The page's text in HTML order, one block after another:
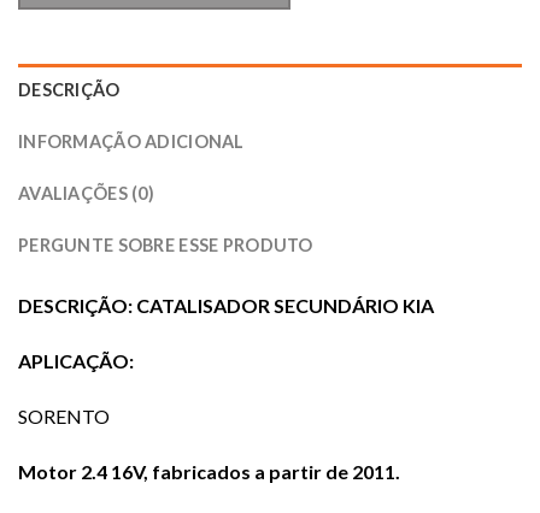
DESCRIÇÃO
INFORMAÇÃO ADICIONAL
AVALIAÇÕES (0)
PERGUNTE SOBRE ESSE PRODUTO
DESCRIÇÃO: CATALISADOR SECUNDÁRIO KIA
APLICAÇÃO:
SORENTO
Motor 2.4 16V, fabricados a partir de 2011.